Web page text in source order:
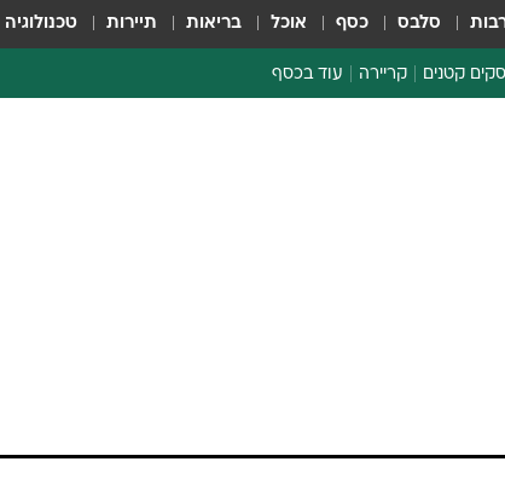
סלבס כסף אוכל בריאות תיירות טכנולוגיה
קטנים קריירה עוד בכסף